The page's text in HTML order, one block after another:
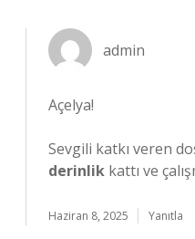
admin
Açelya!
Sevgili katkı veren
derinlik kattı ve
Haziran 8, 2025 Yanıtla